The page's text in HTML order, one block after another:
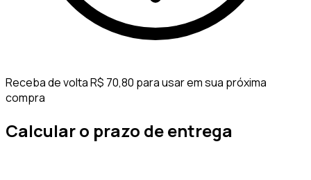
Receba de volta R$ 70,80 para usar em sua próxima
compra
Calcular o prazo de entrega